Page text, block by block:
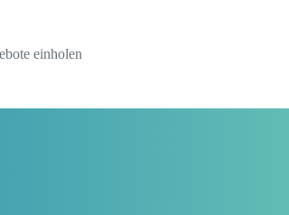
einholen